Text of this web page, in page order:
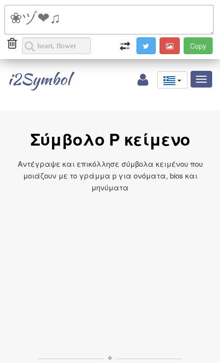
i2Symbol
Σύμβολο P κείμενο
Αντέγραψε και επικόλλησε σύμβολα κειμένου που
μοιάζουν με το γράμμα p για ονόματα, bios και
μηνύματα
✧